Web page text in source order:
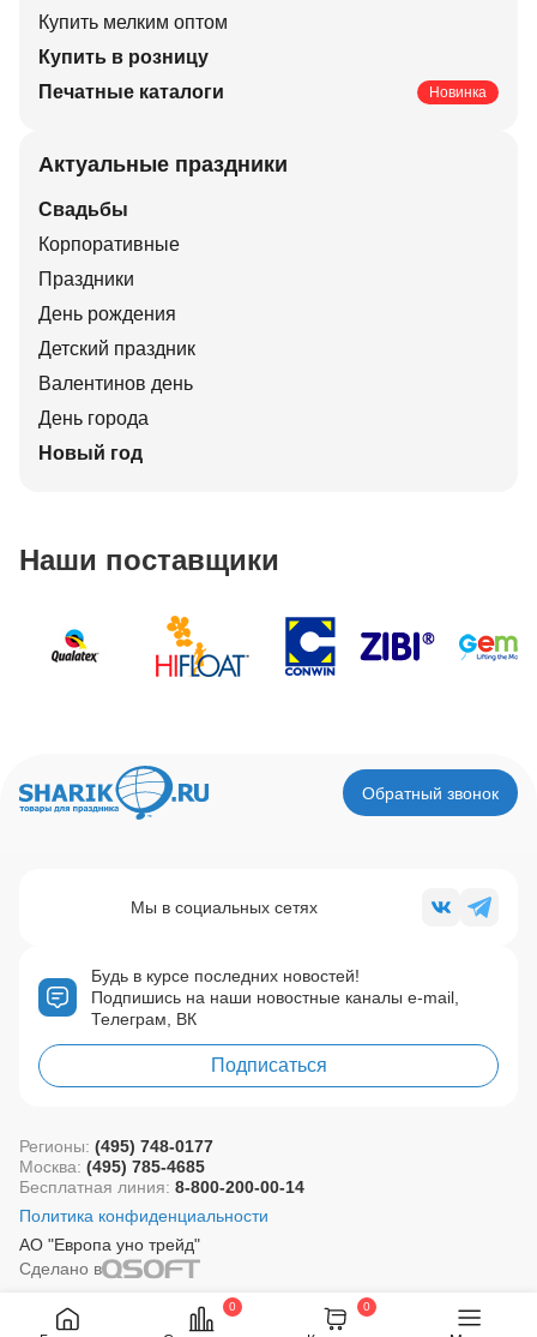
0 0
Купить мелким оптом
Купить в розницу
Печатные каталоги
Новинка
Актуальные праздники
Свадьбы
Корпоративные
Праздники
День рождения
Детский праздник
Валентинов день
День города
Новый год
Наши поставщики
Обратный звонок
Будь в курсе последних новостей!
Подпишись на наши новостные каналы e-mail,
Телеграм, ВК
Подписаться
Мы в социальных сетях
АО "Европа уно трейд"
Регионы: (495) 748-0177
Москва: (495) 785-4685
Бесплатная линия: 8-800-200-00-14
Политика конфиденциальности
Сделано в